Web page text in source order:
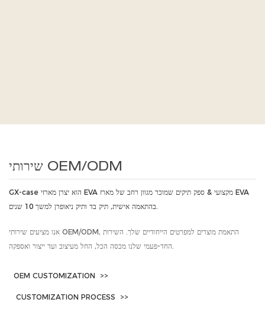
שירותי OEM/ODM
GX-case הוא יצרן מארזי EVA מקצועי & ספק תיקים שמוכר מגוון רחב של מארז EVA
בהתאמה אישית, תיק בד ותיק ניאופרן למשך 10 שנים.
אנו מציעים שירותי OEM/ODM, התאמת מוצרים למפרטים הייחודיים שלך. השירות
החד-פעמי שלנו מכסה הכל, החל מעיצוב ועד ייצור ואספקה.
OEM CUSTOMIZATION >>
CUSTOMIZATION PROCESS >>